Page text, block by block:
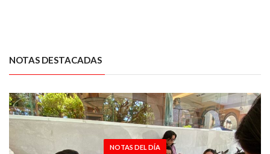
NOTAS DESTACADAS
NOTAS DEL DÍA